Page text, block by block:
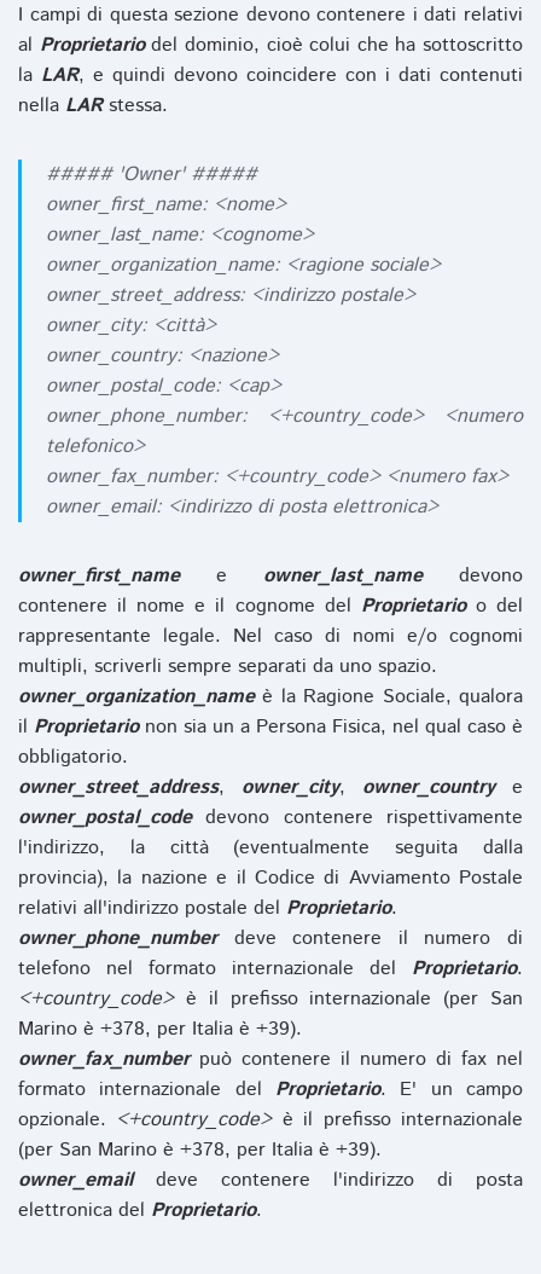
I campi di questa sezione devono contenere i dati relativi
al Proprietariodel dominio, cioè colui che ha sottoscritto
la LAR, e quindi devono coincidere con i dati contenuti
nella LARstessa.
##### 'Owner' #####
owner_first_name: <nome>
owner_last_name: <cognome>
owner_organization_name: <ragione sociale>
owner_street_address: <indirizzo postale>
owner_city: <città>
owner_country: <nazione>
owner_postal_code: <cap>
owner_phone_number: <+country_code> <numero
telefonico>
owner_fax_number: <+country_code> <numero fax>
owner_email: <indirizzo di posta elettronica>
owner_first_namee owner_last_namedevono
contenere il nome e il cognome del Proprietarioo del
rappresentante legale. Nel caso di nomi e/o cognomi
multipli, scriverli sempre separati da uno spazio.
owner_organization_nameè la Ragione Sociale, qualora
il Proprietarionon sia un a Persona Fisica, nel qual caso è
obbligatorio.
owner_street_address, owner_city, owner_countrye
owner_postal_codedevono contenere rispettivamente
l'indirizzo, la città (eventualmente seguita dalla
provincia), la nazione e il Codice di Avviamento Postale
relativi all'indirizzo postale del Proprietario.
owner_phone_numberdeve contenere il numero di
telefono nel formato internazionale del Proprietario.
<+country_code>è il prefisso internazionale (per San
Marino è +378, per Italia è +39).
owner_fax_numberpuò contenere il numero di fax nel
formato internazionale del Proprietario. E' un campo
opzionale. <+country_code>è il prefisso internazionale
(per San Marino è +378, per Italia è +39).
owner_emaildeve contenere l'indirizzo di posta
elettronica del Proprietario.